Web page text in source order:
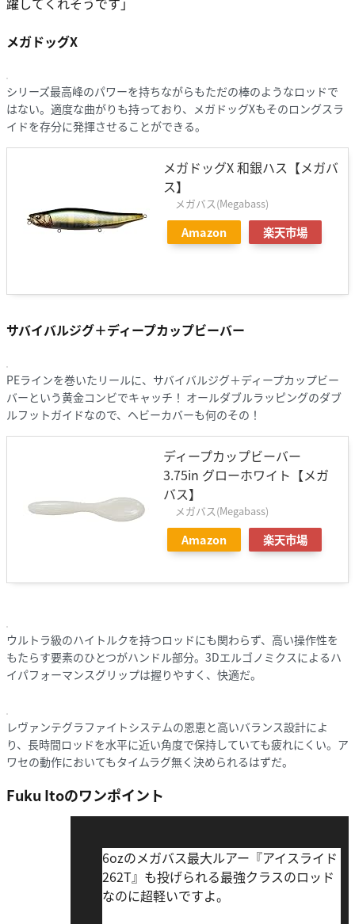
メガドッグX
シリーズ最高峰のパワーを持ちながらもただの棒のようなロッドで
はない。適度な曲がりも持っており、メガドッグXもそのロングスラ
イドを存分に発揮させることができる。
メガドッグX 和銀ハス【メガバ
ス】
メガバス(Megabass)
Amazon 楽天市場
サバイバルジグ＋ディープカップビーバー
PEラインを巻いたリールに、サバイバルジグ＋ディープカップビー
バーという黄金コンビでキャッチ！ オールダブルラッピングのダブ
ルフットガイドなので、ヘビーカバーも何のその！
ディープカップビーバー
3.75in グローホワイト【メガ
バス】
メガバス(Megabass)
Amazon 楽天市場
ウルトラ級のハイトルクを持つロッドにも関わらず、高い操作性を
もたらす要素のひとつがハンドル部分。3Dエルゴノミクスによるハ
イパフォーマンスグリップは握りやすく、快適だ。
レヴァンテグラファイトシステムの恩恵と高いバランス設計によ
り、長時間ロッドを水平に近い角度で保持していても疲れにくい。ア
ワセの動作においてもタイムラグ無く決められるはずだ。
Fuku Itoのワンポイント
6ozのメガバス最大ルアー『アイスライド
262T』も投げられる最強クラスのロッド
なのに超軽いですよ。